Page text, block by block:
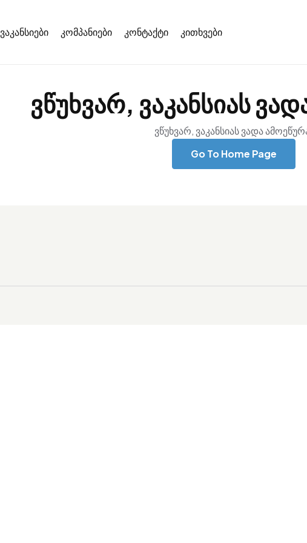
ვაკანსიები კომპანიები კონტაქტი კითხვები
ვწუხვარ, ვაკანსიას
ვწუხვარ, ვაკანსიას ვადა
Go To Home Page